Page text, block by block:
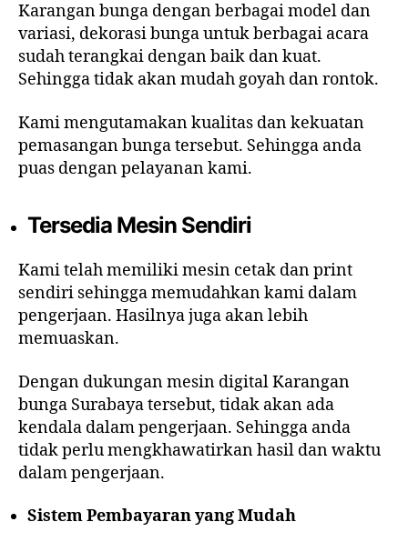
Karangan bunga dengan berbagai model dan
variasi, dekorasi bunga untuk berbagai acara
sudah terangkai dengan baik dan kuat.
Sehingga tidak akan mudah goyah dan rontok.
Kami mengutamakan kualitas dan kekuatan
pemasangan bunga tersebut. Sehingga anda
puas dengan pelayanan kami.
Tersedia Mesin Sendiri
Kami telah memiliki mesin cetak dan print
sendiri sehingga memudahkan kami dalam
pengerjaan. Hasilnya juga akan lebih
memuaskan.
Dengan dukungan mesin digital Karangan
bunga Surabaya tersebut, tidak akan ada
kendala dalam pengerjaan. Sehingga anda
tidak perlu mengkhawatirkan hasil dan waktu
dalam pengerjaan.
Sistem Pembayaran yang Mudah